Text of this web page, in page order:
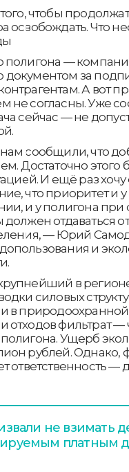
чтобы
освобождать. Что
полигона —
документом за
А вот
не согласны. Уже
сейчас — не
сообщили, что
Достаточно
И ещё раз
что приоритет и
и у полигона при
должен отдаваться
— Юрий
и
в
силовых
в
отходов фильтрат
Ущерб
рублей. Однако,
ответственность —
не взимать
платным